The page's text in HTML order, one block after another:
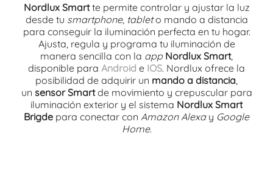
Nordlux Smartte permite controlar y ajustar la luz
desde tu smartphone, tableto mando a distancia
para conseguir la iluminación perfecta en tu hogar.
Ajusta, regula y programa tu iluminación de
manera sencilla con la app Nordlux Smart,
disponible para Android e IOS. Nordlux ofrece la
posibilidad de adquirir un mando a distancia
un sensor Smartde movimiento y crepuscular para
iluminación exterior y el sistema Nordlux Smart
Brigde para conectar con Amazon Alexay Google
Home.